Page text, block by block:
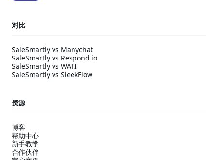
对比
SaleSmartly vs Manychat
SaleSmartly vs Respond.io
SaleSmartly vs WATI
SaleSmartly vs SleekFlow
资源
博客
帮助中心
新手教学
合作伙伴